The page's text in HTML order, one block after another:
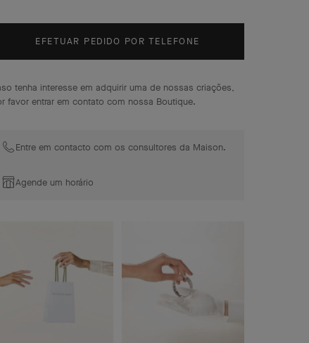
EFETUAR PEDIDO POR TELEFONE
tenha interesse em adquirir uma de nossas criações,
favor entrar em contato com nossa Boutique.
Entre em contacto com os consultores da Maison.
Agende um horário